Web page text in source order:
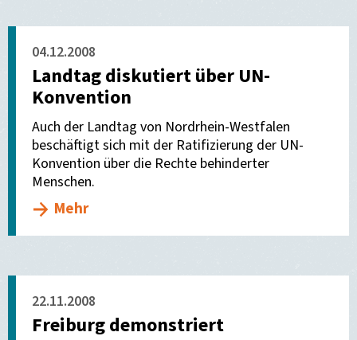
04.12.2008
Landtag diskutiert über UN-
Konvention
Auch der Landtag von Nordrhein-Westfalen
beschäftigt sich mit der Ratifizierung der UN-
Konvention über die Rechte behinderter
Menschen.
Mehr
22.11.2008
Freiburg demonstriert